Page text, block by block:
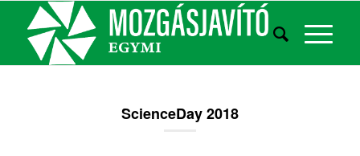
ScienceDay 2018